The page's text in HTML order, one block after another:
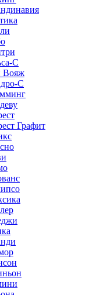
С
Вояж
С
Графит